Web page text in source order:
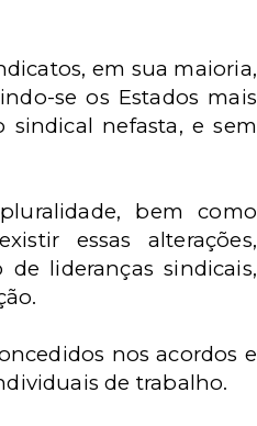
em sua maioria,
se os Estados mais
nefasta, e sem
bem como
essas alterações,
lideranças sindicais,
nos acordos e
de trabalho.